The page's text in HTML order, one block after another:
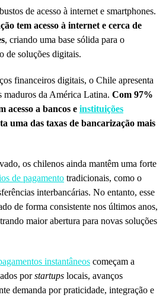
de acesso à internet e smartphones.
tem acesso à internet e cerca de
, criando uma base sólida para o
de soluções digitais.
financeiros digitais, o Chile apresenta
maduros da América Latina. Com 97%
acesso a bancos e instituições
uma das taxas de bancarização mais
os chilenos ainda mantêm uma forte
de pagamento tradicionais, como o
interbancárias. No entanto, esse
de forma consistente nos últimos anos,
maior abertura para novas soluções
instantâneos começam a
porstartups locais, avanços
demanda por praticidade, integração e